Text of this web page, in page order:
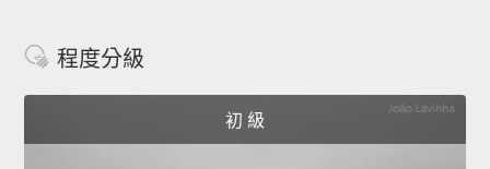
程度分級
初 級